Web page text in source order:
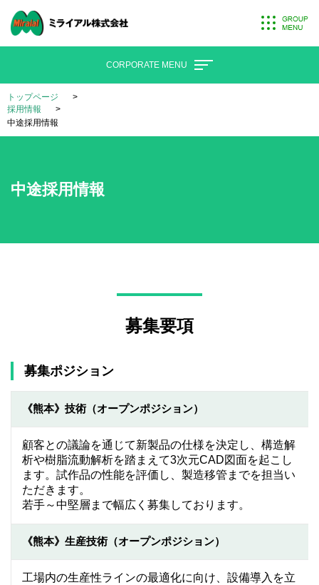
CORPORATE MENU
トップページ
採用情報
中途採用情報
中途採用情報
募集要項
募集ポジション
《熊本》技術（オープンポジション）
顧客との議論を通じて新製品の仕様を決定し、構造解
析や樹脂流動解析を踏まえて3次元CAD図面を起こし
ます。試作品の性能を評価し、製造移管までを担当い
ただきます。
若手～中堅層まで幅広く募集しております。
《熊本》生産技術（オープンポジション）
工場内の生産性ラインの最適化に向け、設備導入を立